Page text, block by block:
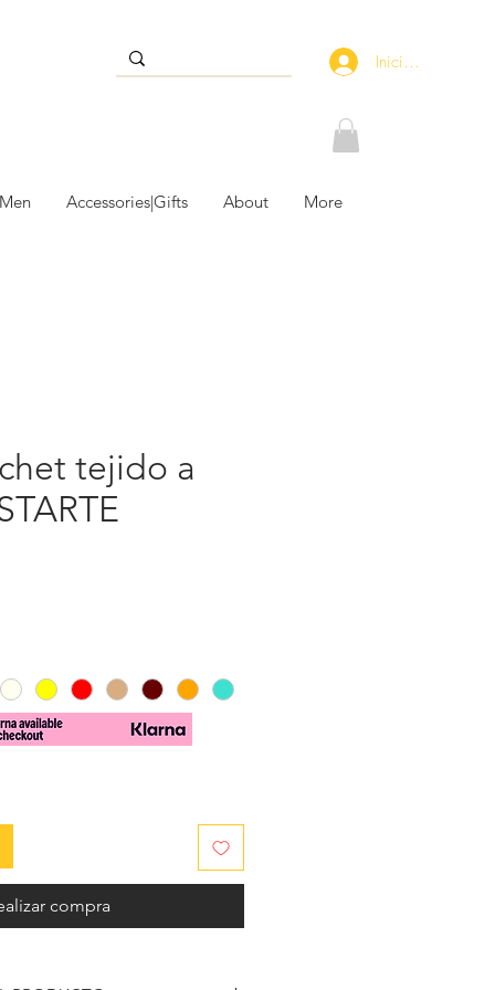
Iniciar sesión
Accessories|Gifts About More
tejido a
compra